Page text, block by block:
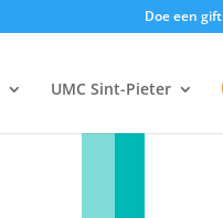
Doe een gift
UMC Sint-Pieter